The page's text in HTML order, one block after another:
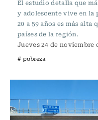
El estudio detalla que
y adolescente vive en la
20 a 59 años es más alta
países de la región.
Jueves 24 de noviembre
# pobreza